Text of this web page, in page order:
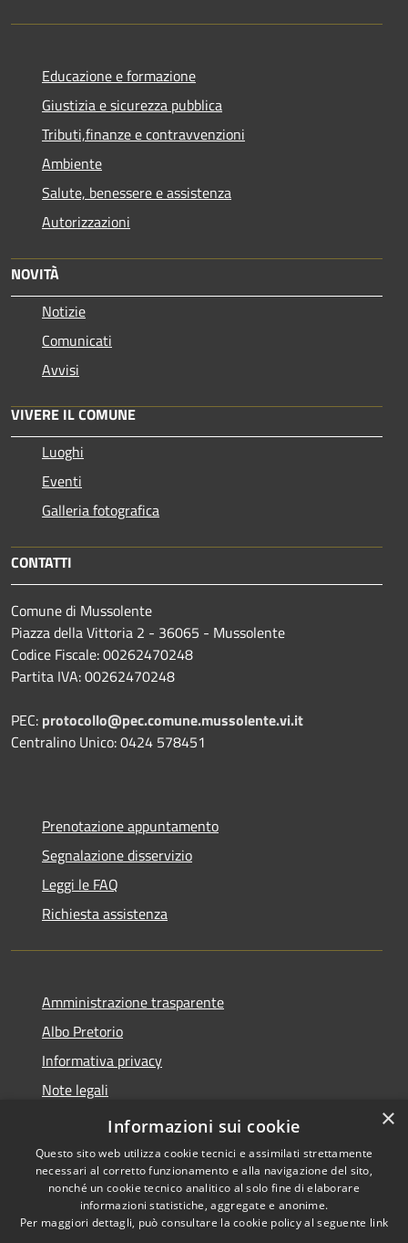
Educazione e formazione
Giustizia e sicurezza pubblica
Tributi,finanze e contravvenzioni
Ambiente
Salute, benessere e assistenza
Autorizzazioni
NOVITÀ
Notizie
Comunicati
Avvisi
VIVERE IL COMUNE
Luoghi
Eventi
Galleria fotografica
CONTATTI
Comune di Mussolente
Piazza della Vittoria 2 - 36065 - Mussolente
Codice Fiscale: 00262470248
Partita IVA: 00262470248
PEC: protocollo@pec.comune.mussolente.vi.it
Centralino Unico: 0424 578451
Prenotazione appuntamento
Segnalazione disservizio
Leggi le FAQ
Richiesta assistenza
Amministrazione trasparente
Albo Pretorio
Informativa privacy
Note legali
Dichiarazione di accessibilità
Accessibilità
Copyright © 2026 • Comune di
Mussolente • Powered by
×
Informazioni sui cookie
Questo sito web utilizza cookie tecnici e assimilati strettamente
necessari al corretto funzionamento e alla navigazione del sito,
nonché un cookie tecnico analitico al solo fine di elaborare
informazioni statistiche, aggregate e anonime.
Per maggiori dettagli, può consultare la cookie policy al seguente link